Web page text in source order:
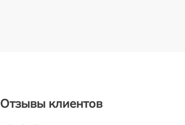
Отзывы клиентов